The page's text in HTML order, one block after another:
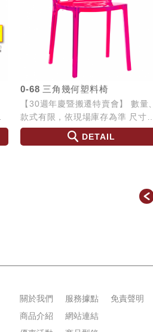
0-68 三角幾何塑料椅
【30週年慶暨搬遷特賣會】 數量、
款式有限，依現場庫存為準 尺寸：
W50 L47 H79 SH46
DETAIL
關於我們
商品介紹
服務據點
網站連結
免責聲明